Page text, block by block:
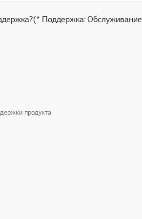
Поддержка: Обслуживание
продукта